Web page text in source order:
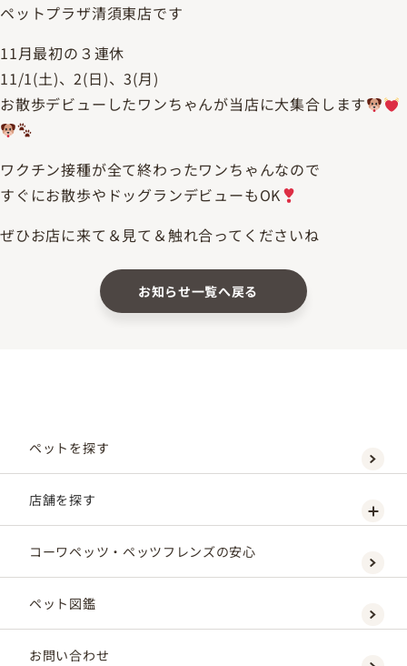
ペットプラザ清須東店です
11月最初の３連休
11/1(土)、2(日)、3(月)
お散歩デビューしたワンちゃんが当店に大集合します
ワクチン接種が全て終わったワンちゃんなので
すぐにお散歩やドッグランデビューもOK
ぜひお店に来て＆見て＆触れ合ってくださいね
お知らせ一覧へ戻る
ペットを探す
店舗を探す
コーワペッツ・ペッツフレンズの安心
ペット図鑑
お問い合わせ